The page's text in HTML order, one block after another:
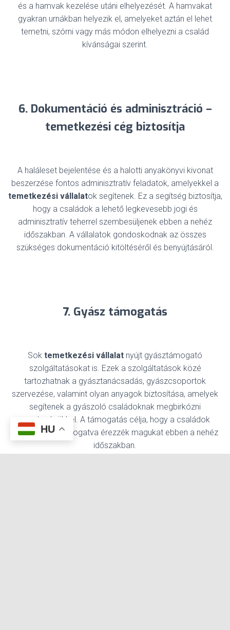
és a hamvak kezelése utáni elhelyezését. A hamvakat
gyakran urnákban helyezik el, amelyeket aztán el lehet
temetni, szórni vagy más módon elhelyezni a család
kívánságai szerint.
6. Dokumentáció és adminisztráció –
temetkezési cég biztosítja
A haláleset bejelentése és a halotti anyakönyvi kivonat
beszerzése fontos adminisztratív feladatok, amelyekkel a
temetkezési vállalatok segítenek. Ez a segítség biztosítja,
hogy a családok a lehető legkevesebb jogi és
adminisztratív teherrel szembesüljenek ebben a nehéz
időszakban. A vállalatok gondoskodnak az összes
szükséges dokumentáció kitöltéséről és benyújtásáról.
7. Gyász támogatás
Sok temetkezési vállalat nyújt gyásztámogató
szolgáltatásokat is. Ezek a szolgáltatások közé
tartozhatnak a gyásztanácsadás, gyászcsoportok
szervezése, valamint olyan anyagok biztosítása, amelyek
segítenek a gyászoló családoknak megbirkózni
veszteségükkel. A támogatás célja, hogy a családok
érzelmileg is támogatva érezzék magukat ebben a nehéz
időszakban.
HU